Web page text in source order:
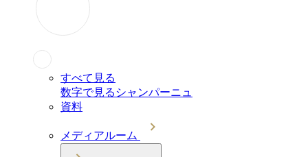
すべて見る
数字で見るシャンパーニュ
資料
メディアルーム